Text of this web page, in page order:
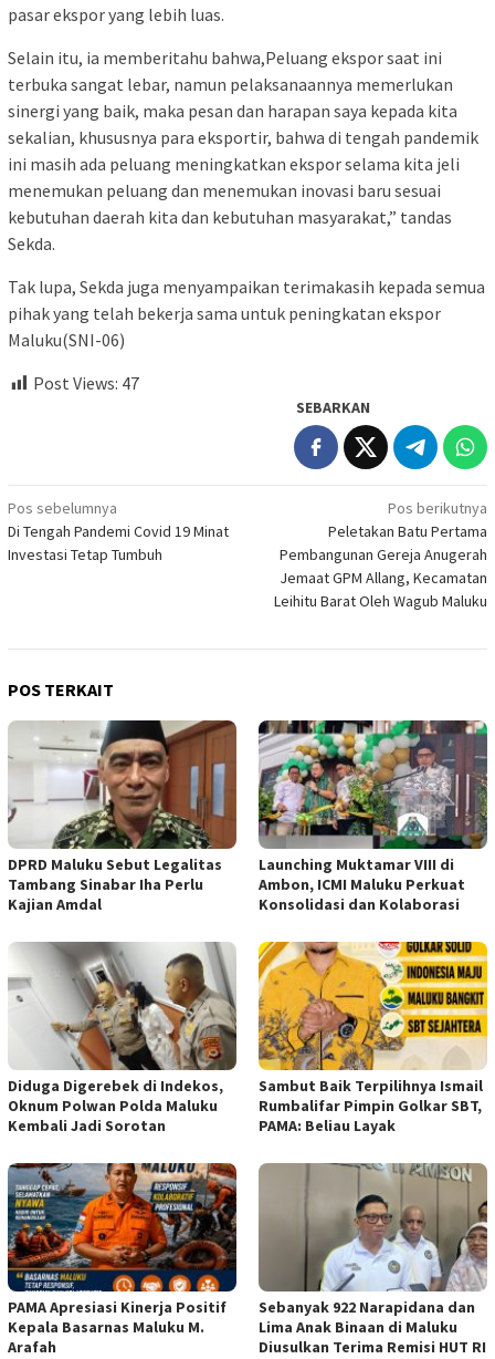
pasar ekspor yang lebih luas.
Selain itu, ia memberitahu bahwa,Peluang ekspor saat ini
terbuka sangat lebar, namun pelaksanaannya memerlukan
sinergi yang baik, maka pesan dan harapan saya kepada kita
sekalian, khususnya para eksportir, bahwa di tengah pandemik
ini masih ada peluang meningkatkan ekspor selama kita jeli
menemukan peluang dan menemukan inovasi baru sesuai
kebutuhan daerah kita dan kebutuhan masyarakat,” tandas
Sekda.
Tak lupa, Sekda juga menyampaikan terimakasih kepada semua
pihak yang telah bekerja sama untuk peningkatan ekspor
Maluku(SNI-06)
Post Views: 47
SEBARKAN
Navigasi
pos
Pos sebelumnya
Di Tengah Pandemi Covid 19 Minat
Investasi Tetap Tumbuh
Pos berikutnya
Peletakan Batu Pertama
Pembangunan Gereja Anugerah
Jemaat GPM Allang, Kecamatan
Leihitu Barat Oleh Wagub Maluku
POS TERKAIT
DPRD Maluku Sebut Legalitas
Tambang Sinabar Iha Perlu
Kajian Amdal
Launching Muktamar VIII di
Ambon, ICMI Maluku Perkuat
Konsolidasi dan Kolaborasi
Diduga Digerebek di Indekos,
Oknum Polwan Polda Maluku
Kembali Jadi Sorotan
Sambut Baik Terpilihnya Ismail
Rumbalifar Pimpin Golkar SBT,
PAMA: Beliau Layak
PAMA Apresiasi Kinerja Positif
Kepala Basarnas Maluku M.
Arafah
Sebanyak 922 Narapidana dan
Lima Anak Binaan di Maluku
Diusulkan Terima Remisi HUT RI